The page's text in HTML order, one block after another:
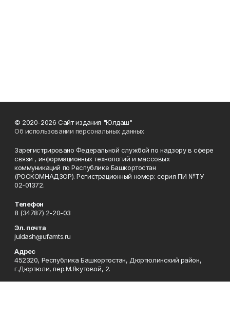
© 2020-2026 Сайт издания "Юлдаш"
Об использовании персональных данных
Зарегистрировано Федеральной службой по надзору в сфере
связи , информационных технологий и массовых
коммуникаций по Республике Башкортостан
(РОСКОМНАДЗОР). Регистрационный номер: серия ПИ №ТУ
02-01372.
Телефон
8 (34787) 2-20-03
Эл. почта
juldash@ufamts.ru
Адрес
452320, Республика Башкортостан, Дюртюлинский район,
г.Дюртюли, пер.М.Якутовой, 2.
Рекламная служба